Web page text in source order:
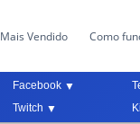
Mais Vendido Como
Facebook
Twitch